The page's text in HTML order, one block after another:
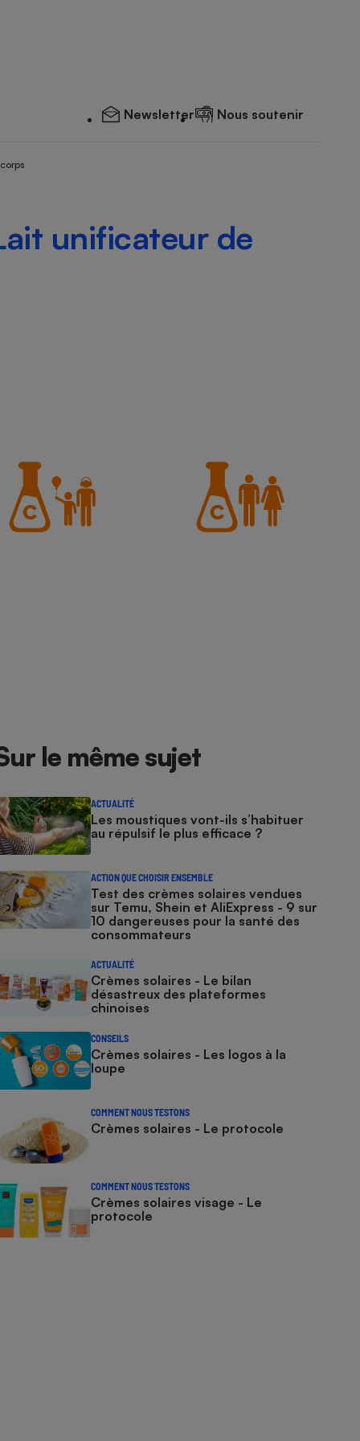
Newsletter Nous soutenir
unificateur de
le même sujet
ACTUALITÉ
Les moustiques vont-ils s’habituer
au répulsif le plus efficace ?
ACTION QUE CHOISIR ENSEMBLE
Test des crèmes solaires vendues
sur Temu, Shein et AliExpress - 9 sur
10 dangereuses pour la santé des
consommateurs
ACTUALITÉ
Crèmes solaires - Le bilan
désastreux des plateformes
chinoises
CONSEILS
Crèmes solaires - Les logos à la
loupe
COMMENT NOUS TESTONS
Crèmes solaires - Le protocole
COMMENT NOUS TESTONS
Crèmes solaires visage - Le
protocole